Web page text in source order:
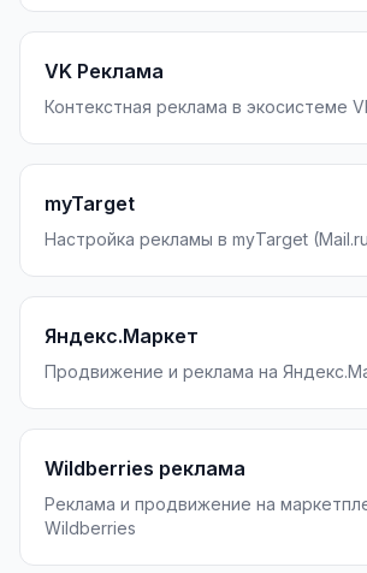
VK Реклама
myTarget
Реклама в Facebook
Реклама в Instagram
Реклама в Одноклассниках
VK Реклама
Контекстная реклама в экосистеме
myTarget
Настройка рекламы в myTarget
Яндекс.Маркет
Продвижение и реклама на
Wildberries реклама
Реклама и продвижение на
Wildberries